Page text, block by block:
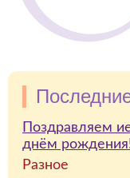
Поздравляем
днём
Разное